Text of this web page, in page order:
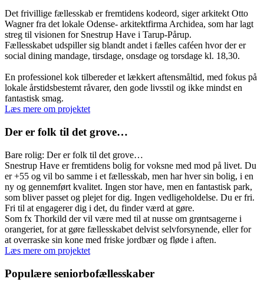
Det frivillige fællesskab er fremtidens kodeord, siger arkitekt Otto
Wagner fra det lokale Odense- arkitektfirma Archidea, som har lagt
streg til visionen for Snestrup Have i Tarup-Pårup.
Fællesskabet udspiller sig blandt andet i fælles caféen hvor der er
social dining mandage, tirsdage, onsdage og torsdage kl. 18,30.
En professionel kok tilbereder et lækkert aftensmåltid, med fokus på
lokale årstidsbestemt råvarer, den gode livsstil og ikke mindst en
fantastisk smag.
Læs mere om projektet
Der er folk til det grove…
Bare rolig: Der er folk til det grove…
Snestrup Have er fremtidens bolig for voksne med mod på livet. Du
er +55 og vil bo samme i et fællesskab, men har hver sin bolig, i en
ny og gennemført kvalitet. Ingen stor have, men en fantastisk park,
som bliver passet og plejet for dig. Ingen vedligeholdelse. Du er fri.
Fri til at engagerer dig i det, du finder værd at gøre.
Som fx Thorkild der vil være med til at nusse om grøntsagerne i
orangeriet, for at gøre fællesskabet delvist selvforsynende, eller for
at overraske sin kone med friske jordbær og fløde i aften.
Læs mere om projektet
Populære seniorbofællesskaber